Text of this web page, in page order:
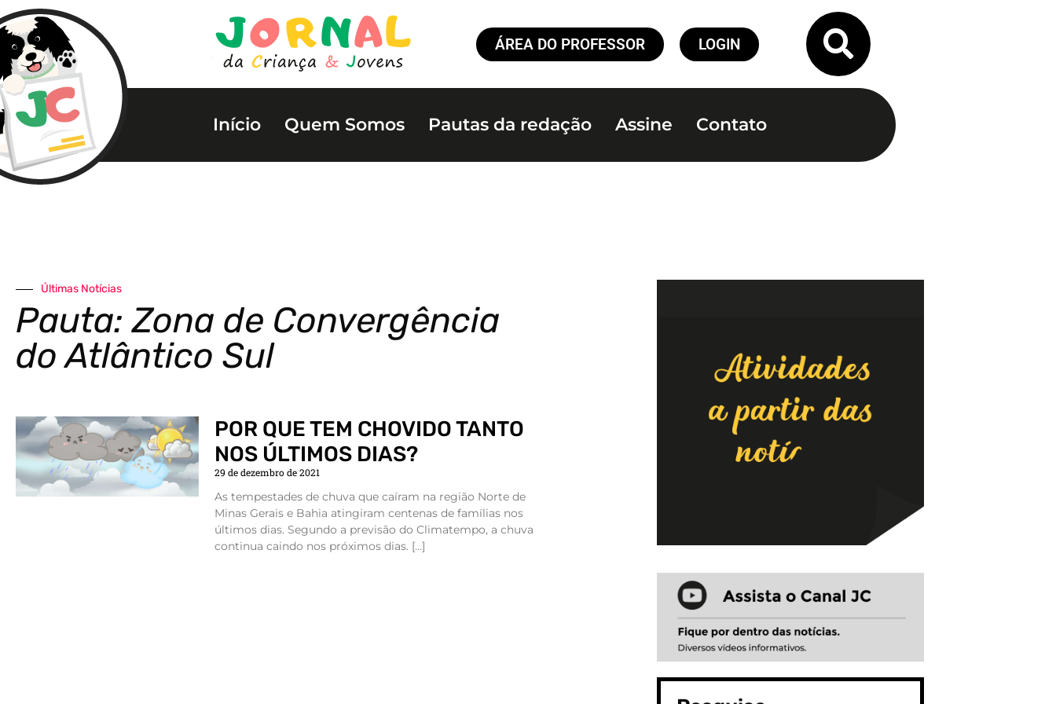
ÁREA DO PROFESSOR LOGIN
Início Quem Somos Pautas da redação Assine Contato
Últimas Notícias
Pauta: Zona de Convergência
do Atlântico Sul
POR QUE TEM CHOVIDO TANTO
NOS ÚLTIMOS DIAS?
29 de dezembro de 2021
As tempestades de chuva que caíram na região Norte de
Minas Gerais e Bahia atingiram centenas de famílias nos
últimos dias. Segundo a previsão do Climatempo, a chuva
continua caindo nos próximos dias. […]